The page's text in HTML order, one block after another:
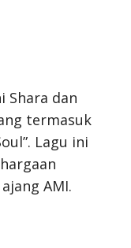
Shara dan
termasuk
Lagu ini
AMI.